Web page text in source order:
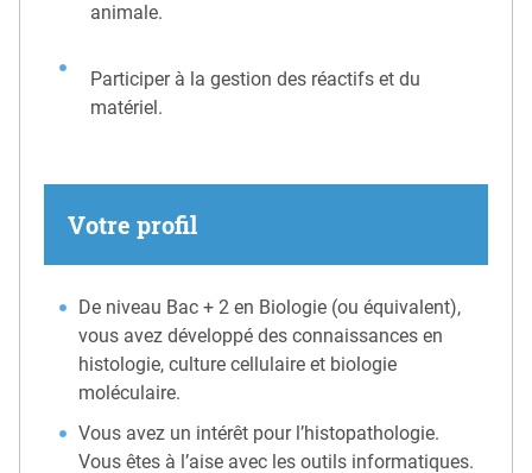
animale.
Participer à la gestion des réactifs et du
matériel.
Votre profil
De niveau Bac + 2 en Biologie (ou équivalent),
vous avez développé des connaissances en
histologie, culture cellulaire et biologie
moléculaire.
Vous avez un intérêt pour l’histopathologie.
Vous êtes à l’aise avec les outils informatiques.